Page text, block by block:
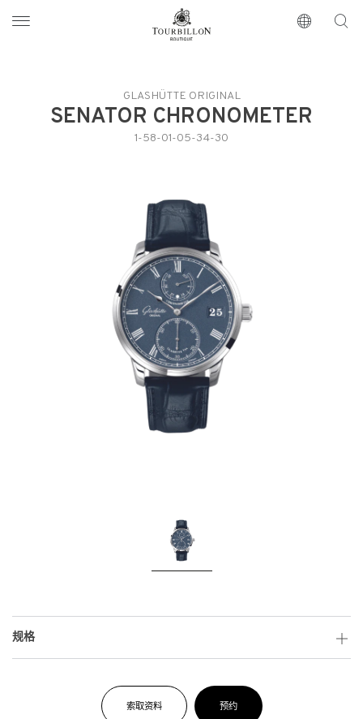
https://www.tourbillon.com/zh-hant
GLASHÜTTE ORIGINAL
SENATOR CHRONOMETER
1-58-01-05-34-30
规格
索取资料 预约